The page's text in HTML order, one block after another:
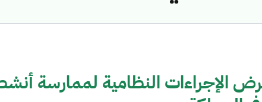
الإجراءات النظامية لممارسة